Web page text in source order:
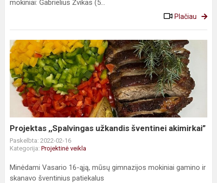
mokiniai: Gabrielius Žvikas (5...
Plačiau
Projektas
,,Spalvingas
užkandis
šventinei
akimirkai”
Projektas ,,Spalvingas užkandis šventinei akimirkai”
Paskelbta: 2022-02-16
Kategorija: Projektinė veikla
Minėdami Vasario 16-ąją, mūsų gimnazijos mokiniai gamino ir
skanavo šventinius patiekalus